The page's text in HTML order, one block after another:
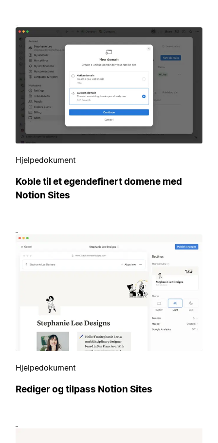
Hjelpedokument
Koble til et egendefinert domene med
Notion Sites
Hjelpedokument
Rediger og tilpass Notion Sites